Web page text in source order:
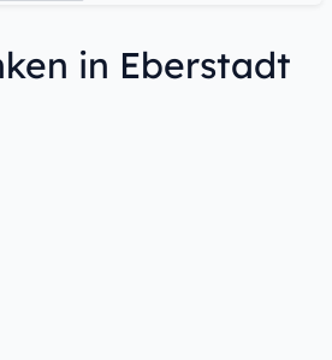
in Eberstadt